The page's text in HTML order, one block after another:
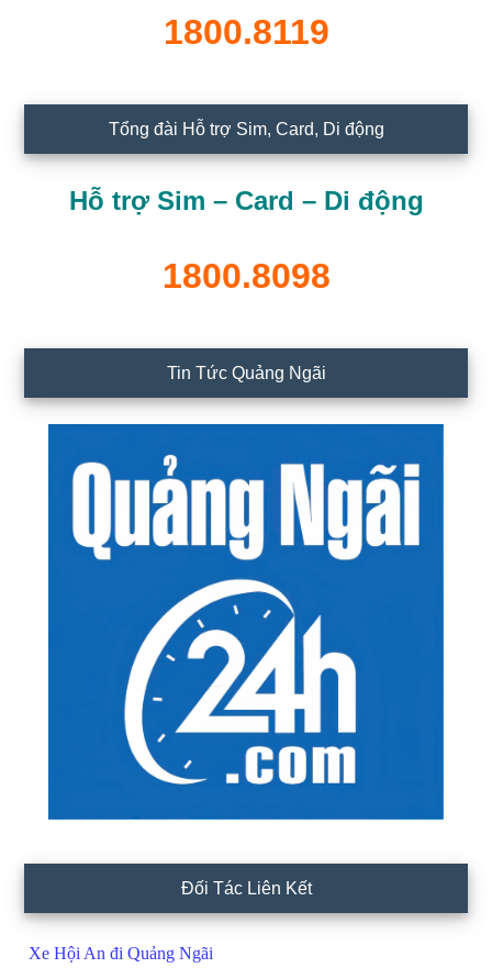
1800.8119
Tổng đài Hỗ trợ Sim, Card, Di động
Hỗ trợ Sim – Card – Di động
1800.8098
Tin Tức Quảng Ngãi
Đối Tác Liên Kết
Xe Hội An đi Quảng Ngãi